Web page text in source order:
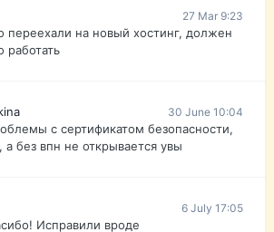
27 Mar 9:23
переехали на новый хостинг, должен
работать
30 June 10:04
с сертификатом безопасности,
а без впн не открывается увы
6 July 17:05
Исправили вроде